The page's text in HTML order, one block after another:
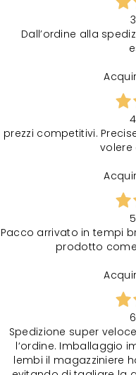
Dall’ordine alla
prezzi competitivi.
volere
Pacco arrivato in tempi
prodotto
Spedizione super
l‘ordine. Imballaggio
lembi il magazziniere